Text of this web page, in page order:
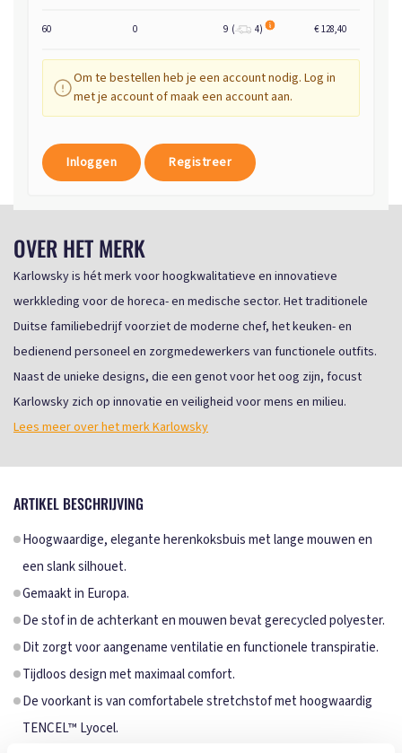
60 0 9 ( 4) € 128,40
Om te bestellen heb je een account nodig. Log in
met je account of maak een account aan.
Inloggen Registreer
OVER HET MERK
Karlowsky is hét merk voor hoogkwalitatieve en innovatieve
werkkleding voor de horeca- en medische sector. Het traditionele
Duitse familiebedrijf voorziet de moderne chef, het keuken- en
bedienend personeel en zorgmedewerkers van functionele outfits.
Naast de unieke designs, die een genot voor het oog zijn, focust
Karlowsky zich op innovatie en veiligheid voor mens en milieu.
Lees meer over het merk Karlowsky
ARTIKEL BESCHRIJVING
Hoogwaardige, elegante herenkoksbuis met lange mouwen en
een slank silhouet.
Gemaakt in Europa.
De stof in de achterkant en mouwen bevat gerecycled polyester.
Dit zorgt voor aangename ventilatie en functionele transpiratie.
Tijdloos design met maximaal comfort.
De voorkant is van comfortabele stretchstof met hoogwaardig
TENCEL™ Lyocel.